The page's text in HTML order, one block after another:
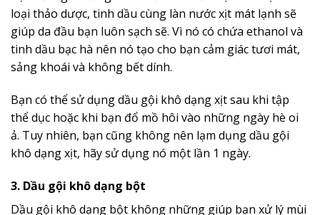
loại thảo dược, tinh dầu cùng làn nước xịt mát lạnh sẽ
giúp da đầu bạn luôn sạch sẽ. Vì nó có chứa ethanol và
tinh dầu bạc hà nên nó tạo cho bạn cảm giác tươi mát,
sảng khoái và không bết dính.
Bạn có thể sử dụng dầu gội khô dạng xịt sau khi tập
thể dục hoặc khi bạn đổ mồ hôi vào những ngày hè oi
ả. Tuy nhiên, bạn cũng không nên lạm dụng dầu gội
khô dạng xịt, hãy sử dụng nó một lần 1 ngày.
3. Dầu gội khô dạng bột
Dầu gội khô dạng bột không những giúp bạn xử lý mùi